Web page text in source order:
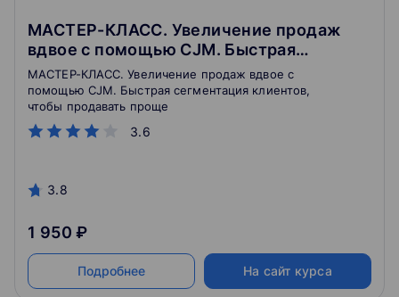
МАСТЕР-КЛАСС. Увеличение продаж
вдвое с помощью CJM. Быстрая
сегментация клиентов, чтобы продавать
проще
3.6
МАСТЕР-КЛАСС. Увеличение продаж вдвое с
помощью CJM. Быстрая сегментация клиентов,
чтобы продавать проще
3.8
1 950 ₽
Подробнее На сайт курса